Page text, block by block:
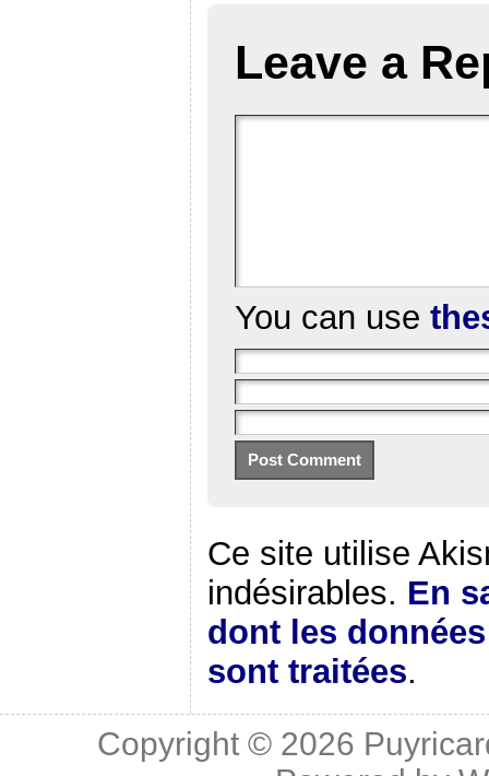
Leave a
You can use
Ce site utilise
indésirables. En
dont les
sont traitées.
Copyright © 2026